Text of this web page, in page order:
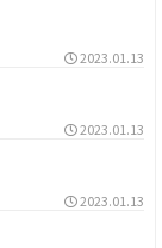
2023.01.13
2023.01.13
2023.01.13